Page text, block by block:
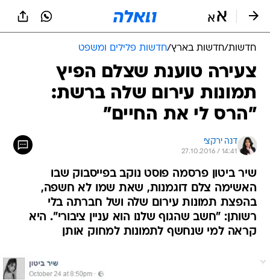
חדשות/חדשות בארץ/חדשות פלילים ומשפט
צעירה טוענת שצלם הפיץ
תמונות עירום שלה ברשת:
"הרס לי את החיים"
דנה ירקצי
27.10.2016 / 14:41
שיר ביטון פרסמה פוסט נוקב בפייסבוק שבו
האשימה צלם דוגמנות, שאת שמו לא חשפה,
בהפצת תמונות עירום שלה ושל חברתה בלי
רשותן: "חשב שהגוף שלנו הוא עניין ציבורי". היא
קראה למי שנחשף לתמונות למחוק אותן